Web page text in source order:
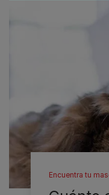
Encuentra tu